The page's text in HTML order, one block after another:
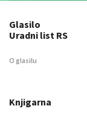
Glasilo
Uradni list RS
O glasilu
Knjigarna